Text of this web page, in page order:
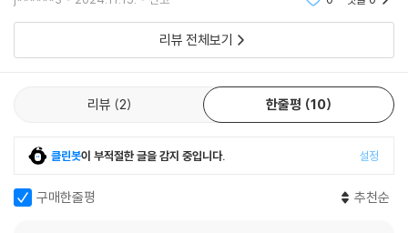
부다. 근력운동으로 그 부위의 체지방을 태워 가늘게 한다는, 이미 구라로
확인된 이야기도 징글징글하게 튀어나온다. 입은 비뚤어져도 말은 바로 하
갈 곳을 들어가게 하는 건 근력운동이 아니라 다이어트와 유산소운동의 몫
련하는 게 첫 번째다. 흔히 저질체력이라고 하면 여기에 문제가 있는 건데,
헬스장은 웬만한 동네에는 다 있어 접근성이 좋고, 가격도 저렴하고 운동
효과도 좋다. 문제는 초보자에겐 헬스장 자체가 너무너무 낯설다는 것이
PT영업이라도 당하면 어버버 하다가 덜컥 바가지나 쓰지 않을지도 걱정
이고, 눈치 보거나 주눅 들지 않고 얼마나 생존(?)할 수 있을지 지극히 현
장 문턱 넘기가 만만치 앖다.
16년차 블로거이자 운동칼럼니스트로서 운동에 관한 각종 질문과 상담에
리뷰 전체보기
리뷰 2 한줄평 10
클린봇이 부적절한 글을 감지 중입니다. 설정
구매한줄평 추천순